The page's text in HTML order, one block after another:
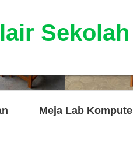
Sekolah
Meja Lab